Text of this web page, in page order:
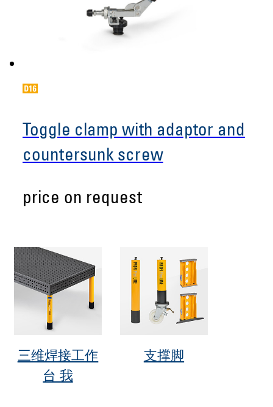
Toggle clamp with adaptor and
countersunk screw
price on request
三维焊接工作
台 我
支撑脚